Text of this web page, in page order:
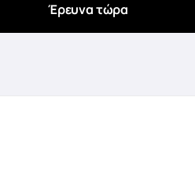
Έρευνα τώρα